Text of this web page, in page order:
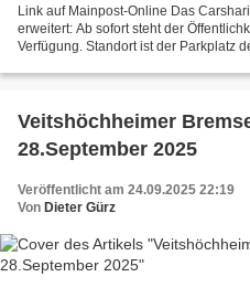
Link auf Mainpost-Online Das
erweitert: Ab sofort steht der
Verfügung. Standort ist der Parkplatz
Veitshöchheimer
28.September 2025
Veröffentlicht am 24.09.2025 22:19
Von Dieter Gürz